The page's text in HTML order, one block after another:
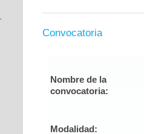
Convocatoria
Nombre de la
convocatoria:
Modalidad: